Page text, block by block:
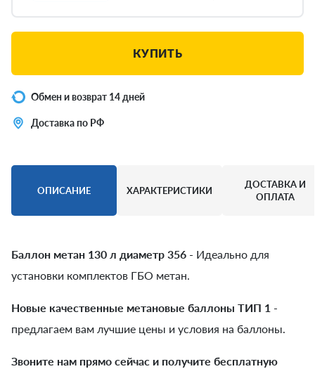
КУПИТЬ
Обмен и возврат 14 дней
Доставка по РФ
ОПИСАНИЕ ХАРАКТЕРИСТИКИ
ДОСТАВКА И
ОПЛАТА
Баллон метан 130 л диаметр 356 - Идеально для
установки комплектов ГБО метан.
Новые качественные метановые баллоны ТИП 1 -
предлагаем вам лучшие цены и условия на баллоны.
Звоните нам прямо сейчас и получите бесплатную